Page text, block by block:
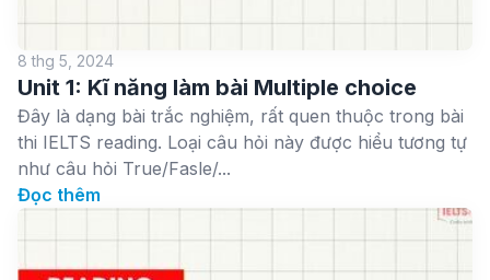
8 thg 5, 2024
Unit 1: Kĩ năng làm bài Multiple choice
Đây là dạng bài trắc nghiệm, rất quen thuộc trong bài
thi IELTS reading. Loại câu hỏi này được hiểu tương tự
như câu hỏi True/Fasle/...
Đọc thêm